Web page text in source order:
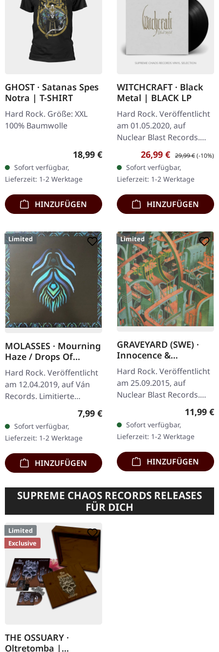
GHOST · Satanas Spes
Notra | T-SHIRT
Hard Rock. Größe: XXL
100% Baumwolle
Regulärer Preis:
18,99 €
Sofort verfügbar,
Lieferzeit: 1-2 Werktage
HINZUFÜGEN
WITCHCRAFT · Black
Metal | BLACK LP
Hard Rock. Veröffentlicht
am 01.05.2020, auf
Nuclear Blast Records.
Schwarzes Vinyl im
Gatefold-Cover. Nicht
eingschweißt aber neu.
Witchcraft war…
Verkaufspreis:
26,99 € Regulärer Preis:
29,99 €(-10%)
Sofort verfügbar,
Lieferzeit: 1-2 Werktage
HINZUFÜGEN
Limited
MOLASSES · Mourning
Haze / Drops Of
Sunlight | DIGIPAK CD
Hard Rock. Veröffentlicht
am 12.04.2019, auf Ván
Records. Limitierte
Edition, nummeriert,
ausklappbarem Cover auf
Deutsch. Limitiert…
Regulärer Preis:
7,99 €
Sofort verfügbar,
Lieferzeit: 1-2 Werktage
HINZUFÜGEN
Limited
GRAVEYARD (SWE) ·
Innocence &
Decadence | DIGIPAK
CD
Hard Rock. Veröffentlicht
am 25.09.2015, auf
Nuclear Blast Records.
Limitiertes DigiPak mit
schwedischen Rocker
Graveyard haben mit…
11,99 €
Sofort verfügbar,
Lieferzeit: 1-2 Werktage
HINZUFÜGEN
SUPREME CHAOS RECORDS RELEASES
FÜR DICH
Limited
Exclusive
THE OSSUARY ·
Oltretomba |